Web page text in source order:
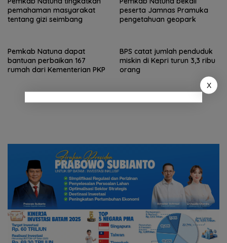
pemahaman masyarakat
tentang gizi seimbang
peserta Jamnas Pramuka
pengetahuan geopark
Pemkab Natuna dapat
bantuan perbaikan 167
rumah dari Kementerian PKP
BPS catat jumlah penduduk
miskin di Kepri turun 3,3 ribu
orang
X